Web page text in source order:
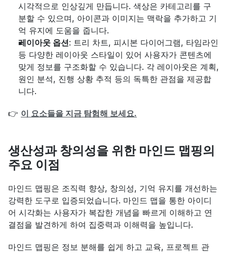
시각적으로 인상깊게 만듭니다. 색상은 카테고리를 구
분할 수 있으며, 아이콘과 이미지는 맥락을 추가하고 기
억 유지에 도움을 줍니다.
레이아웃 옵션: 트리 차트, 피시본 다이어그램, 타임라인
등 다양한 레이아웃 스타일이 있어 사용자가 콘텐츠에
맞게 정보를 구조화할 수 있습니다. 각 레이아웃은 계획,
원인 분석, 진행 상황 추적 등의 독특한 관점을 제공합
니다.
👉 이 요소들을 지금 탐험해 보세요.
생산성과 창의성을 위한 마인드 맵핑의
주요 이점
마인드 맵핑은 조직력 향상, 창의성, 기억 유지를 개선하는
강력한 도구로 입증되었습니다. 마인드 맵을 통한 아이디
어 시각화는 사용자가 복잡한 개념을 빠르게 이해하고 연
결점을 발견하게 하여 집중력과 이해력을 높입니다.
마인드 맵핑은 정보 분해를 쉽게 하고 교육, 프로젝트 관